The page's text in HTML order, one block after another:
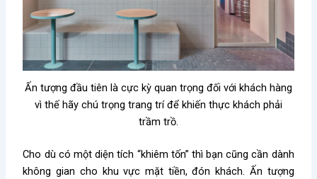
Ấn tượng đầu tiên là cực kỳ quan trọng đối với khách hàng
vì thế hãy chú trọng trang trí để khiến thực khách phải
trầm trồ.
Cho dù có một diện tích “khiêm tốn” thì bạn cũng cần dành
không gian cho khu vực mặt tiền, đón khách. Ấn tượng